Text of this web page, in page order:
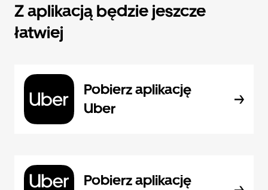
Z aplikacją będzie jeszcze
łatwiej
Pobierz aplikację
Uber
Pobierz aplikację